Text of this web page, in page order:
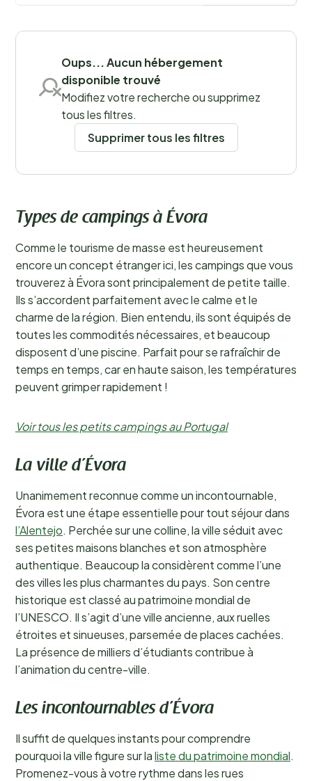
historiques, gastronomie portugaise et vins locaux
Lieux
Sauvegarder les filtres
Oups... Aucun hébergement
disponible trouvé
Modifiez votre recherche ou supprimez
tous les filtres.
Supprimer tous les filtres
Types de campings à Évora
Comme le tourisme de masse est heureusement
encore un concept étranger ici, les campings que vous
trouverez à Évora sont principalement de petite taille.
Ils s’accordent parfaitement avec le calme et le
charme de la région. Bien entendu, ils sont équipés de
toutes les commodités nécessaires, et beaucoup
disposent d’une piscine. Parfait pour se rafraîchir de
temps en temps, car en haute saison, les températures
peuvent grimper rapidement !
Voir tous les petits campings au Portugal
La ville d’Évora
Unanimement reconnue comme un incontournable,
Évora est une étape essentielle pour tout séjour dans
l’Alentejo. Perchée sur une colline, la ville séduit avec
ses petites maisons blanches et son atmosphère
authentique. Beaucoup la considèrent comme l’une
des villes les plus charmantes du pays. Son centre
historique est classé au patrimoine mondial de
l’UNESCO. Il s’agit d’une ville ancienne, aux ruelles
étroites et sinueuses, parsemée de places cachées.
La présence de milliers d’étudiants contribue à
l’animation du centre-ville.
Les incontournables d’Évora
Il suffit de quelques instants pour comprendre
pourquoi la ville figure sur laliste du patrimoine mondial.
Promenez-vous à votre rythme dans les rues